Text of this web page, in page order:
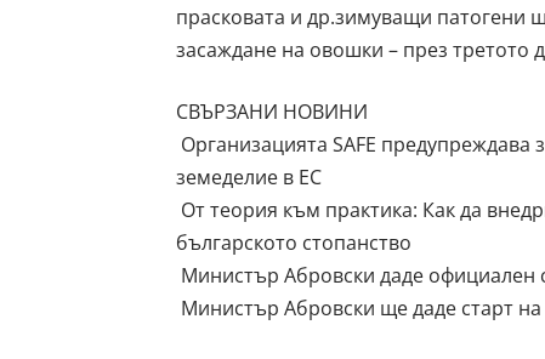
прасковата и др.зимуващи патогени
засаждане на овошки – през третото
СВЪРЗАНИ НОВИНИ
Организацията SAFE предупреждава
земеделие в ЕС
От теория към практика: Как да
българското стопанство
Министър Абровски даде официален
Министър Абровски ще даде старт